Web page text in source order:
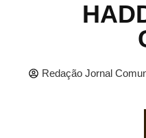
Redação Jornal